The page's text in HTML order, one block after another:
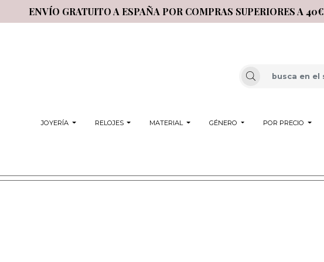
ENVÍO GRATUITO A ESPAÑA POR COMPRAS SUPERIORES A 40€
JOYERÍA RELOJES MATERIAL GÉNERO POR PRECIO